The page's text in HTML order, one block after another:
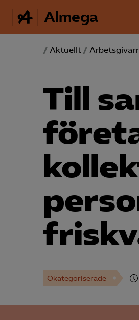
Almega
/ Aktuellt /
Till
Okategoriserade